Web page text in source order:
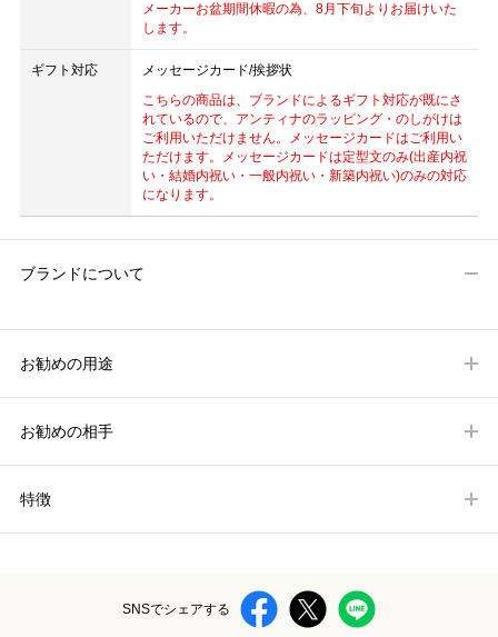
メーカーお盆期間休暇の為、8月下旬よりお届けいた
します。
ギフト対応
メッセージカード/挨拶状
こちらの商品は、ブランドによるギフト対応が既にさ
れているので、アンティナのラッピング・のしがけは
ご利用いただけません。メッセージカードはご利用い
ただけます。メッセージカードは定型文のみ(出産内祝
い・結婚内祝い・一般内祝い・新築内祝い)のみの対応
になります。
ブランドについて
お勧めの用途
お勧めの相手
特徴
SNSでシェアする